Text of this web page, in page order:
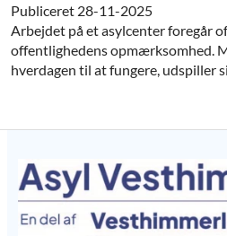
Publiceret 28-11-2025
Arbejdet på et asylcenter foregår
offentlighedens opmærksomhed.
hverdagen til at fungere, udspiller